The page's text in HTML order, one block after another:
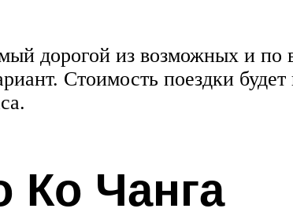
дорогой из возможных и по
Стоимость поездки
Ко Чанга